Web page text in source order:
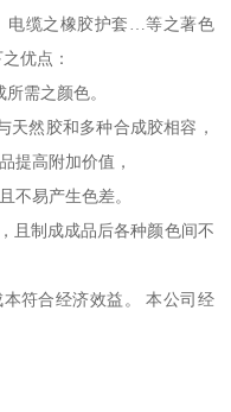
电缆之橡胶护套…等之著色
优点：
需之颜色。
天然胶和多种合成胶相容，
提高附加价值，
不易产生色差。
且制成成品后各种颜色间不
符合经济效益。 本公司经